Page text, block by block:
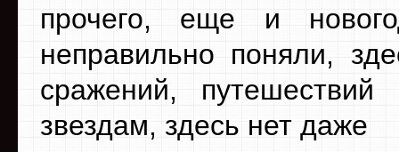
прочего, еще и
неправильно поняли,
сражений,
звездам, здесь нет даже